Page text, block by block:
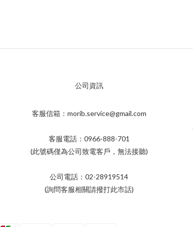
公司資訊
客服信箱：morib.service@gmail.com
客服電話：0966-888-701
(此號碼僅為公司致電客戶，無法接聽)
公司電話：02-28919514
(詢問客服相關請撥打此市話)